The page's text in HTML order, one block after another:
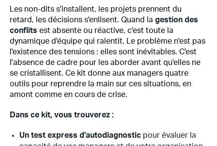
Les non-dits s'installent, les projets prennent du
retard, les décisions s'enlisent. Quand la gestion des
conflits est absente ou réactive, c'est toute la
dynamique d'équipe qui ralentit. Le problème n'est pas
l'existence des tensions : elles sont inévitables. C'est
l'absence de cadre pour les aborder avant qu'elles ne
se cristallisent. Ce kit donne aux managers quatre
outils pour reprendre la main sur ces situations, en
amont comme en cours de crise.
Dans ce kit, vous trouverez :
Un test express d'autodiagnostic pour évaluer la